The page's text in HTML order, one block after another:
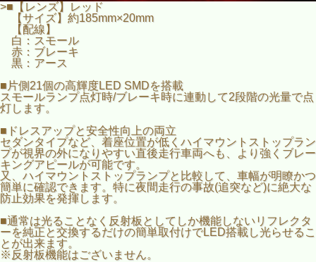
>■【レンズ】レッド
【サイズ】約185mm×20mm
【配線】
白：スモール
赤：ブレーキ
黒：アース
■片側21個の高輝度LED SMDを搭載
スモールランプ点灯時/ブレーキ時に連動して2段階の光量で点
灯します。
■ドレスアップと安全性向上の両立
セダンタイプなど、着座位置が低くハイマウントストップラン
プが視界の外になりやすい直後走行車両へも、より強くブレー
キングアピールが可能です。
又、ハイマウントストップランプと比較して、車幅が明瞭かつ
簡単に確認できます。特に夜間走行の事故(追突など)に絶大な
防止効果を発揮します。
■通常は光ることなく反射板としてしか機能しないリフレクタ
ーを純正と交換するだけの簡単取付けでLED搭載し光らせるこ
とが出来ます。
※反射板機能はございません。